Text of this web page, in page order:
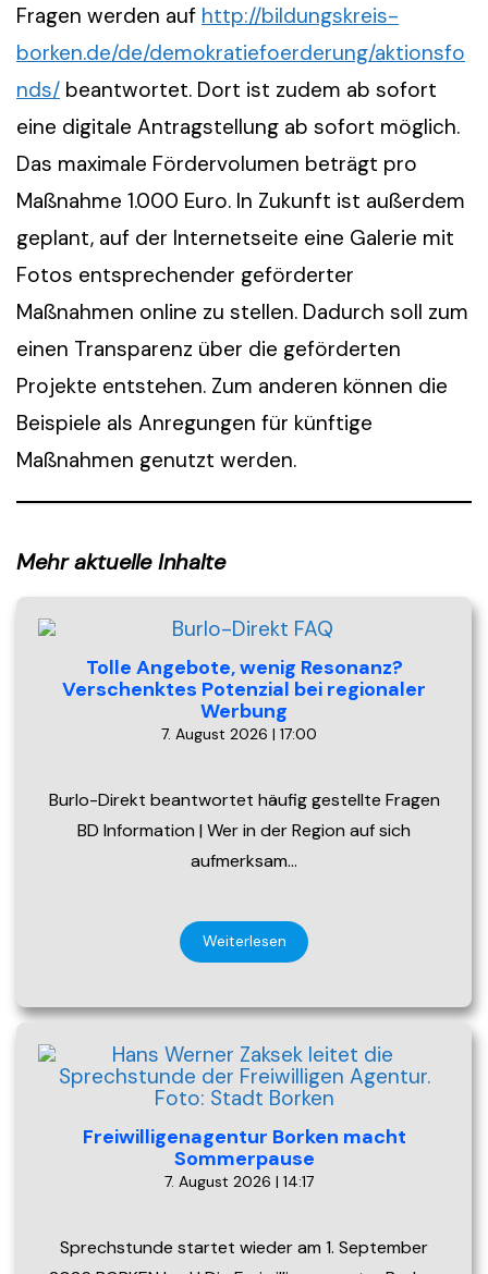
Fragen werden auf http://bildungskreis-
borken.de/de/demokratiefoerderung/aktionsfo
nds/ beantwortet. Dort ist zudem ab sofort
eine digitale Antragstellung ab sofort möglich.
Das maximale Fördervolumen beträgt pro
Maßnahme 1.000 Euro. In Zukunft ist außerdem
geplant, auf der Internetseite eine Galerie mit
Fotos entsprechender geförderter
Maßnahmen online zu stellen. Dadurch soll zum
einen Transparenz über die geförderten
Projekte entstehen. Zum anderen können die
Beispiele als Anregungen für künftige
Maßnahmen genutzt werden.
Mehr aktuelle Inhalte
Tolle Angebote, wenig Resonanz?
Verschenktes Potenzial bei regionaler
Werbung
7. August 2026 | 17:00
Burlo-Direkt beantwortet häufig gestellte Fragen
BD Information | Wer in der Region auf sich
aufmerksam…
Weiterlesen
Freiwilligenagentur Borken macht
Sommerpause
7. August 2026 | 14:17
Sprechstunde startet wieder am 1. September